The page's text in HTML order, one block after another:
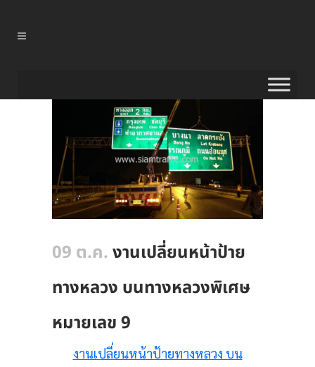
09 ต.ค.งานเปลี่ยนหน้าป้าย
ทางหลวง บนทางหลวงพิเศษ
หมายเลข 9
งานเปลี่ยนหน้าป้ายทางหลวง บน